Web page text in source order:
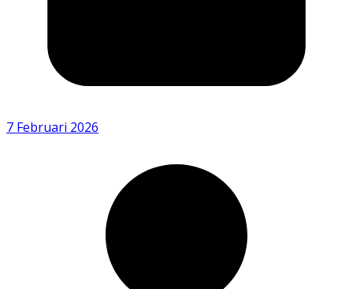
7 Februari 2026